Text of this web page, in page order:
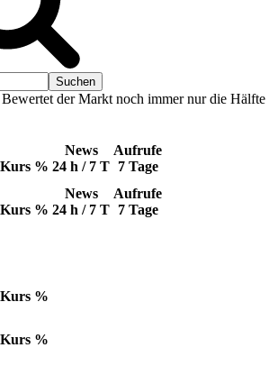
der Markt noch immer nur die Hälfte
Kurs %
News
24 h / 7 T
Aufrufe
7 Tage
Kurs %
News
24 h / 7 T
Aufrufe
7 Tage
Kurs %
Kurs %